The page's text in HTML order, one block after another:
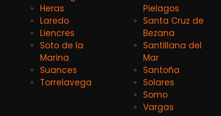
Heras
Laredo
Liencres
Soto de la
Marina
Suances
Torrelavega
Pielagos
Santa Cruz de
Bezana
Santillana del
Mar
Santoña
Solares
Somo
Vargas